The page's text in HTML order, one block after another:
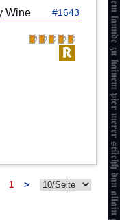
Wine #1643
1 >